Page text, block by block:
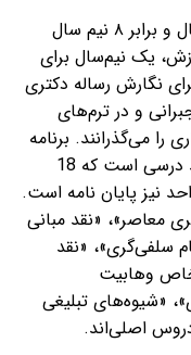
طول دوره دکتری «وهابیت‌شناسی» ۴ سال و برابر ۸ نیم سال
آموزش، یک نیم‌سال برای
نگارش رساله دکتری
و در ترم‌های
می‌گذرانند. برنامه
دکتری «وهابیت‌شناسی» شامل 46 واحد درسی است که 18
آن اصلی، 10 واحد جبرانی و 18 واحد نیز پایان نامه است.
«نقد مبانی
سلفی‌گری»، «نقد
خاص وهابیت
«شیوه‌های تبلیغی
اصلی‌اند.